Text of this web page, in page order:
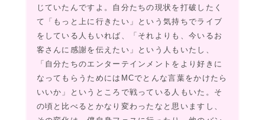
じていたんですよ。自分たちの現状を打破したく
て「もっと上に行きたい」という気持ちでライブ
をしている人もいれば、「それよりも、今いるお
客さんに感謝を伝えたい」という人もいたし、
「自分たちのエンターテインメントをより好きに
なってもらうためにはMCでとんな言葉をかけたら
いいか」というところで戦っている人もいた。そ
の頃と比べるとかなり変わったなと思いますし、